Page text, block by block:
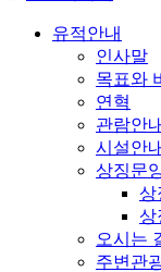
유적안내
인사말
목표와
연혁
관람안내
시설안내
상징문
상
상
오시는
주변관